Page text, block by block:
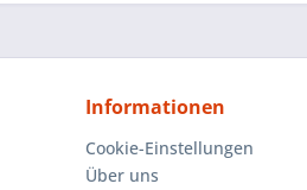
Informationen
Cookie-Einstellungen
Über uns